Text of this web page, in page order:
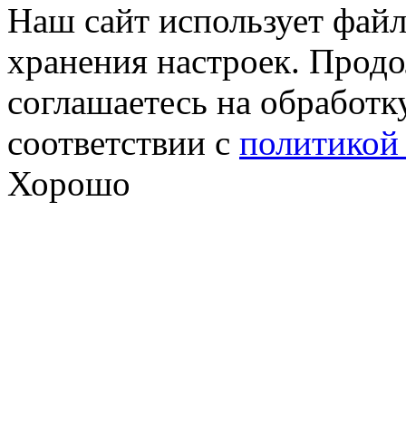
Наш сайт использует
хранения настроек.
соглашаетесь на
соответствии с
Хорошо